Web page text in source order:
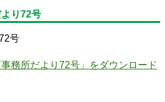
り72号
号
事務所だより72号」をダウンロード